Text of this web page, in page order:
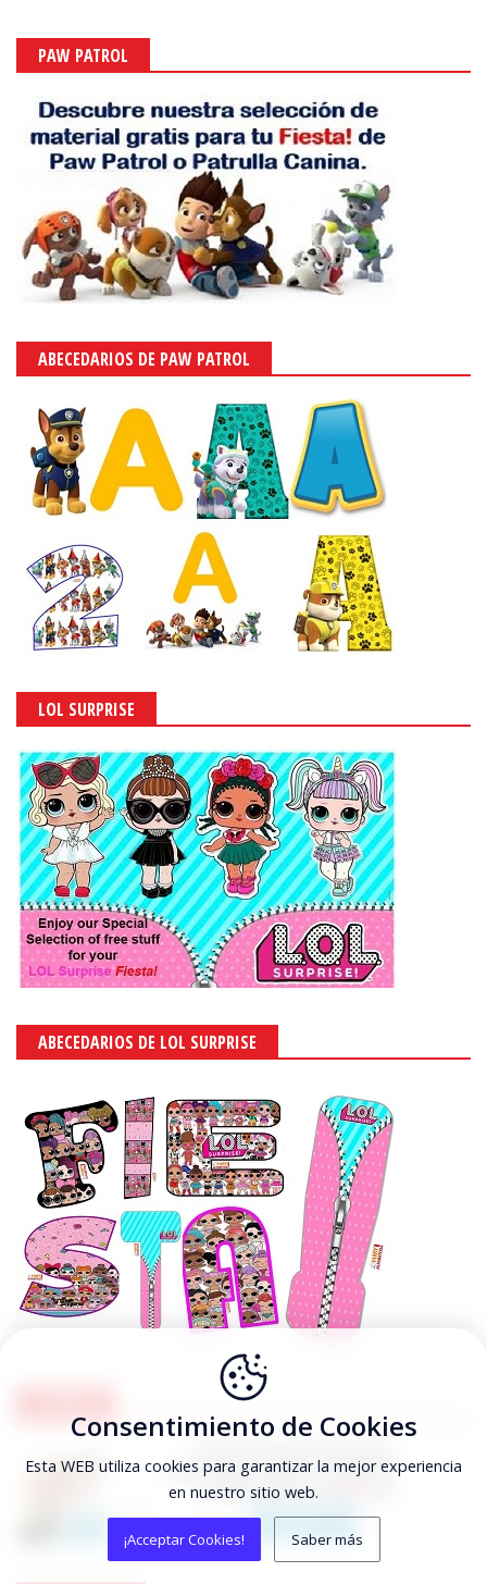
PAW PATROL
ABECEDARIOS DE PAW PATROL
LOL SURPRISE
ABECEDARIOS DE LOL SURPRISE
Consentimiento de Cookies
Esta WEB utiliza cookies para garantizar la mejor experiencia
en nuestro sitio web.
¡Acceptar Cookies! Saber más